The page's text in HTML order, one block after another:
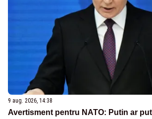
9 aug. 2026, 14:38
Avertisment pentru NATO: Putin ar